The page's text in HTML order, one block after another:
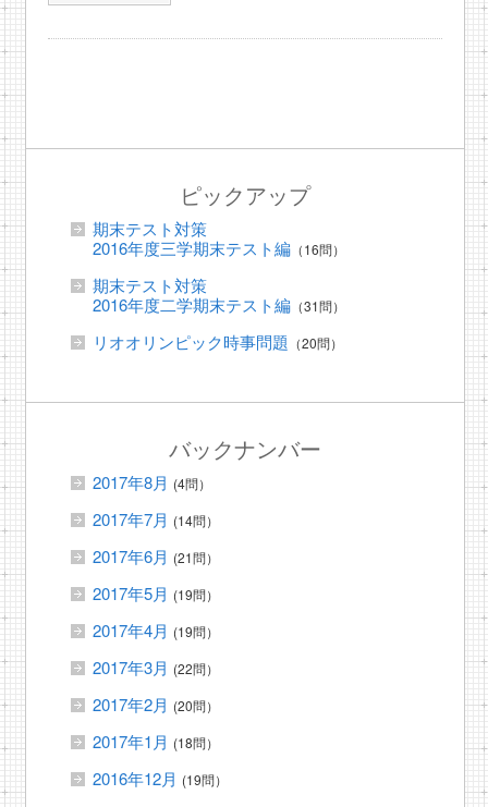
ピックアップ
期末テスト対策
2016年度三学期末テスト編（16問）
期末テスト対策
2016年度二学期末テスト編（31問）
リオオリンピック時事問題 （20問）
バックナンバー
2017年8月 (4問）
2017年7月 (14問）
2017年6月 (21問）
2017年5月 (19問）
2017年4月 (19問）
2017年3月 (22問）
2017年2月 (20問）
2017年1月 (18問）
2016年12月 (19問）